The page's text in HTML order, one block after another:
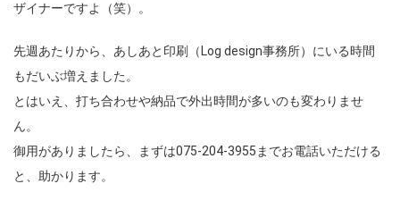
ザイナーですよ（笑）。
先週あたりから、あしあと印刷（Log design事務所）にいる時間
もだいぶ増えました。
とはいえ、打ち合わせや納品で外出時間が多いのも変わりませ
ん。
御用がありましたら、まずは075-204-3955までお電話いただける
と、助かります。